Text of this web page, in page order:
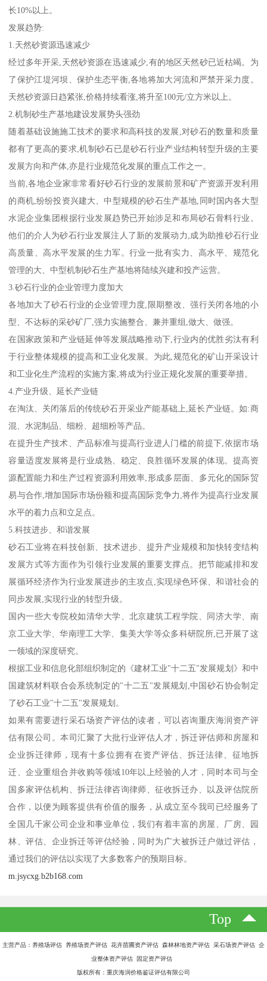
长10%以上。
发展趋势:
1.天然砂资源迅速减少
经过多年开采,天然砂资源在迅速减少,有的地区天然砂已近枯竭。为
了保护江堤河坝、保护生态平衡,各地将加大河流和严禁开采力度。
天然砂资源日趋紧张,价格持续看涨,将升至100元/立方米以上。
2.机制砂生产基地建设发展势头强劲
随着基础设施施工技术的要求和高科技的发展,对砂石的数量和质量
都有了更高的要求,机制砂石已是砂石行业产业结构转型升级的主要
发展方向和产体,亦是行业规范化发展的重点工作之一。
当前,各地企业家非常看好砂石行业的发展前景和矿产资源开发利用
的商机,纷纷投资兴建大、中型规模的砂石生产基地,同时国内各大型
水泥企业集团根据行业发展趋势已开始涉足和布局砂石骨料行业。
他们的介人为砂石行业发展注人了新的发展动力,成为助推砂石行业
高质量、高水平发展的生力军。行业一批有实力、高水平、规范化
管理的大、中型机制砂石生产基地将陆续兴建和投产运营。
3.砂石行业的企业管理力度加大
各地加大了砂石行业的企业管理力度,限期整改、强行关闭各地的小
型、不达标的采砂矿厂,强力实施整合、兼并重组,做大、做强。
在国家政策和产业链延伸等发展战略推动下,行业内的优胜劣汰有利
于行业整体规模的提高和工业化发展。为此,规范化的矿山开采设计
和工业化生产流程的实施方案,将成为行业正规化发展的重要举措。
4.产业升级、延长产业链
在淘汰、关闭落后的传统砂石开采业产能基础上,延长产业链。如:商
混、水泥制品、细粉、超细粉等产品。
在提升生产技术、产品标准与提高行业进人门槛的前提下,依据市场
容量适度发展将是行业成熟、稳定、良胜循环发展的体现。提高资
源配置能力和生产过程资源利用效率,形成多层面、多元化的国际贸
易与合作,增加国际市场份额和提高国际竞争力,将作为提高行业发展
水平的着力点和立足点。
5.科技进步、和谐发展
砂石工业将在科技创新、技术进步、提升产业规模和加快转变结构
发展方式等方面作为引领行业发展的重要支撑点。把节能减排和发
展循环经济作为行业发展进步的主攻点,实现绿色环保、和谐社会的
同步发展,实现行业的转型升级。
国内一些大专院校如清华大学、北京建筑工程学院、同济大学、南
京工业大学、华南理工大学、集美大学等众多科研院所,已开展了这
一领域的深度研究。
根据工业和信息化部组织制定的《建材工业"十二五"发展规划》和中
国建筑材料联合会系统制定的"十二五"发展规划,中国砂石协会制定
了砂石工业"十二五"发展规划。
如果有需要进行采石场资产评估的读者，可以咨询重庆海润资产评
估有限公司。本司汇聚了大批行业评估人才，拆迁评估师和房屋和
企业拆迁律师，现有十多位拥有在资产评估、拆迁法律、征地拆
迁、企业重组合并收购等领域10年以上经验的人才，同时本司与全
国多家评估机构、拆迁法律咨询律师、征收拆迁办、以及评估院所
合作，以便为顾客提供有价值的服务，从成立至今我司已经服务了
全国几千家公司企业和事业单位，我们有着丰富的房屋、厂房、园
林、评估、企业拆迁等评估经验，同时为广大被拆迁户做过评估，
通过我们的评估以实现了大多数客户的预期目标。
m.jsycxg.b2b168.com
Top
主营产品：养殖场评估 养殖场资产评估 花卉苗圃资产评估 森林林地资产评估 采石场资产评估 企
业整体资产评估 固定资产评估
版权所有：重庆海润价格鉴证评估有限公司